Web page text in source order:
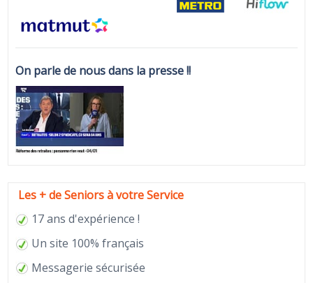
On parle de nous dans la presse !!
Les + de Seniors à votre Service
17 ans d'expérience !
Un site 100% français
Messagerie sécurisée